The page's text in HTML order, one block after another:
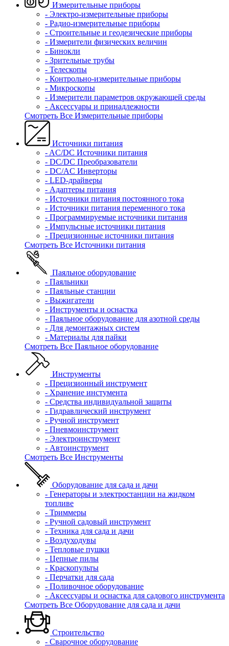
Измерительные приборы
- Электро-измерительные приборы
- Радио-измерительные приборы
- Строительные и геодезические приборы
- Измерители физических величин
- Бинокли
- Зрительные трубы
- Телескопы
- Контрольно-измерительные приборы
- Микроскопы
- Измерители параметров окружающей среды
- Аксессуары и принадлежности
Смотреть Все Измерительные приборы
Источники питания
- AC/DC Источники питания
- DC/DC Преобразователи
- DC/AC Инверторы
- LED-драйверы
- Адаптеры питания
- Источники питания постоянного тока
- Источники питания переменного тока
- Программируемые источники питания
- Импульсные источники питания
- Прецизионные источники питания
Смотреть Все Источники питания
Паяльное оборудование
- Паяльники
- Паяльные станции
- Выжигатели
- Инструменты и оснастка
- Паяльное оборудование для азотной среды
- Для демонтажных систем
- Материалы для пайки
Смотреть Все Паяльное оборудование
Инструменты
- Прецизионный инструмент
- Хранение инстумента
- Средства индивидуальной защиты
- Гидравлический инструмент
- Ручной инструмент
- Пневмоинструмент
- Электроинструмент
- Автоинструмент
Смотреть Все Инструменты
Оборудование для сада и дачи
- Генераторы и электростанции на жидком
топливе
- Триммеры
- Ручной садовый инструмент
- Техника для сада и дачи
- Воздуходувы
- Тепловые пушки
- Цепные пилы
- Краскопульты
- Перчатки для сада
- Поливочное оборудование
- Аксессуары и оснастка для садового инструмента
Смотреть Все Оборудование для сада и дачи
Строительство
- Сварочное оборудование